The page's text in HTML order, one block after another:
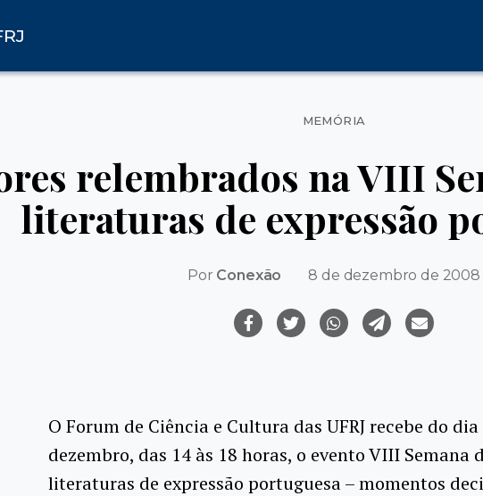
Categorias
MEMÓRIA
relembrados na VIII
literaturas de expressão
Por Conexão 8 de dezembro de 2008
O Forum de Ciência e Cultura das UFRJ recebe do dia
dezembro, das 14 às 18 horas, o evento VIII Semana
literaturas de expressão portuguesa – momentos